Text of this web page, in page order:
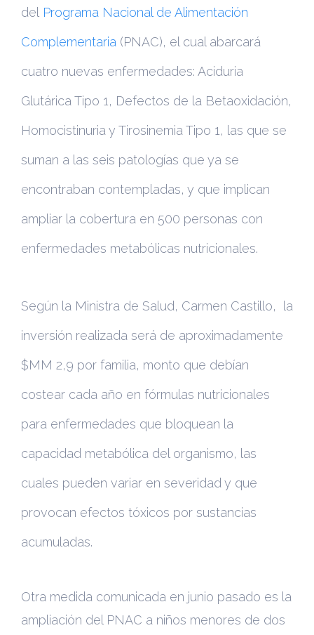
del Programa Nacional de Alimentación
Complementaria(PNAC), el cual abarcará
cuatro nuevas enfermedades: Aciduria
Glutárica Tipo 1, Defectos de la Betaoxidación,
Homocistinuria y Tirosinemia Tipo 1, las que se
suman a las seis patologías que ya se
encontraban contempladas, y que implican
ampliar la cobertura en 500 personas con
enfermedades metabólicas nutricionales.
Según la Ministra de Salud, Carmen Castillo,
la
inversión realizada será de aproximadamente
$MM 2,9 por familia, monto que debían
costear cada año en fórmulas nutricionales
para enfermedades que bloquean la
capacidad metabólica del organismo, las
cuales pueden variar en severidad y que
provocan efectos tóxicos por sustancias
acumuladas.
Otra medida comunicada en junio pasado es la
ampliación del PNAC a niños menores de dos